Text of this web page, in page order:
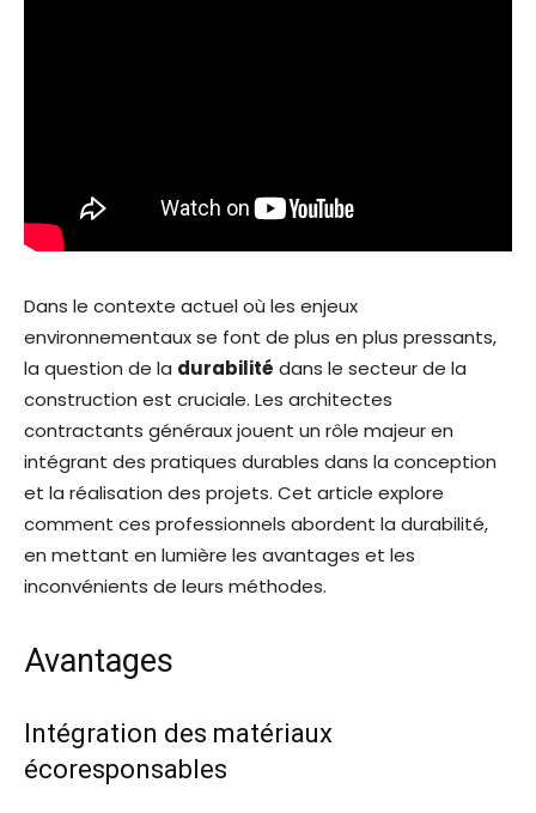
Dans le contexte actuel où les enjeux
environnementaux se font de plus en plus pressants,
la question de la durabilité dans le secteur de la
construction est cruciale. Les architectes
contractants généraux jouent un rôle majeur en
intégrant des pratiques durables dans la conception
et la réalisation des projets. Cet article explore
comment ces professionnels abordent la durabilité,
en mettant en lumière les avantages et les
inconvénients de leurs méthodes.
Avantages
Intégration des matériaux
écoresponsables